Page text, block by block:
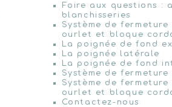
Foire aux questions :
blanchisseries
Système de
ourlet et bloque
La poignée de fond
La poignée latérale
La poignée de fond
Système de
Système de
ourlet et bloque
Contactez-nous